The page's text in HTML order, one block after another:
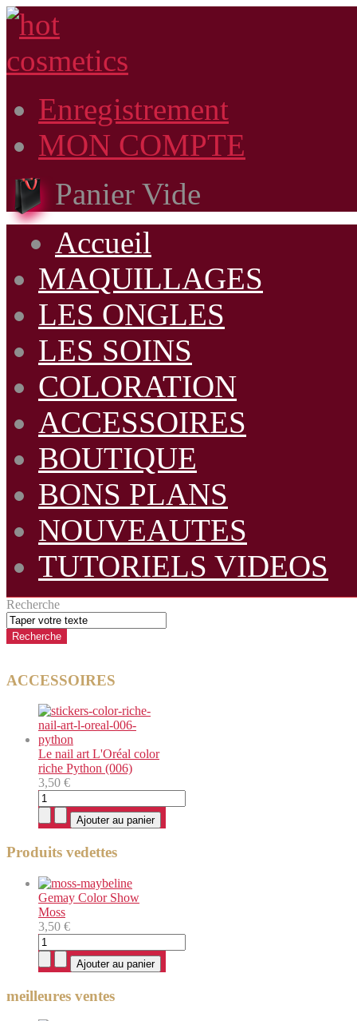
Enregistrement
MON COMPTE
Panier Vide
Accueil
MAQUILLAGES
LES ONGLES
LES SOINS
COLORATION
ACCESSOIRES
BOUTIQUE
BONS PLANS
NOUVEAUTES
TUTORIELS VIDEOS
Recherche
ACCESSOIRES
Le nail art L'Oréal color
riche Python (006)
3,50 €
Produits vedettes
Gemay Color Show
Moss
3,50 €
meilleures ventes